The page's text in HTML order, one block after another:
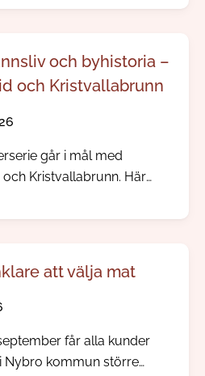
och byhistoria –
och Kristvallabrunn
går i mål med
Kristvallabrunn. Här
prästgårdar och minnen
brunnsvatten.
att välja mat
får alla kunder
Nybro kommun större